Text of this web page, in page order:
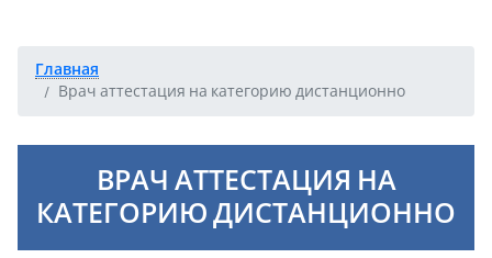
Главная
Врач аттестация на категорию дистанционно
ВРАЧ АТТЕСТАЦИЯ НА
КАТЕГОРИЮ ДИСТАНЦИОННО